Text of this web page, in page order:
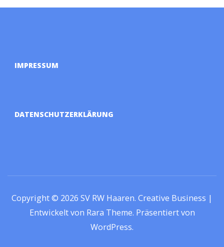
IMPRESSUM
DATENSCHUTZERKLÄRUNG
Copyright © 2026 SV RW Haaren. Creative Business |
Entwickelt von Rara Theme. Präsentiert von
WordPress.